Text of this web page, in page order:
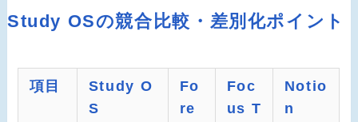
Study OSの競合比較・差別化ポイント
項目
Study O
S
Fo
re
Foc
us T
Notio
n